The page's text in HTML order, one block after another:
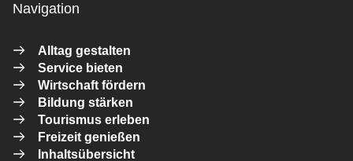
Navigation
Alltag gestalten
Service bieten
Wirtschaft fördern
Bildung stärken
Tourismus erleben
Freizeit genießen
Inhaltsübersicht